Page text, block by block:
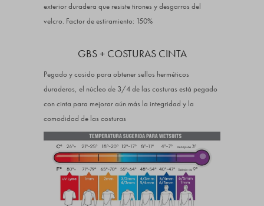
exterior duradera que resiste tirones y desgarros del
velcro. Factor de estiramiento: 150%
GBS + COSTURAS CINTA
Pegado y cosido para obtener sellos herméticos
duraderos, el núcleo de 3/4 de las costuras está pegado
con cinta para mejorar aún más la integridad y la
comodidad de las costuras